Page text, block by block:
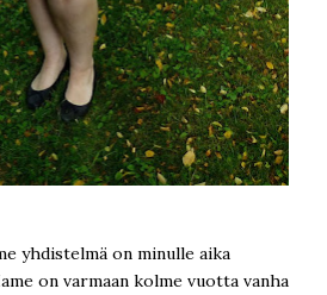
yhdistelmä on minulle aika
on varmaan kolme vuotta vanha